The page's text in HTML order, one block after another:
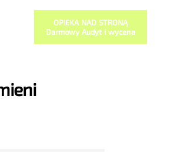
OPIEKA NAD STRONĄ
Darmowy Audyt i wycena